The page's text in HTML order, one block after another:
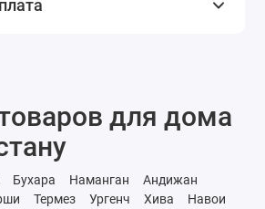
для дома
Бухара Наманган
Андижан
Термез Ургенч Хива
Навои